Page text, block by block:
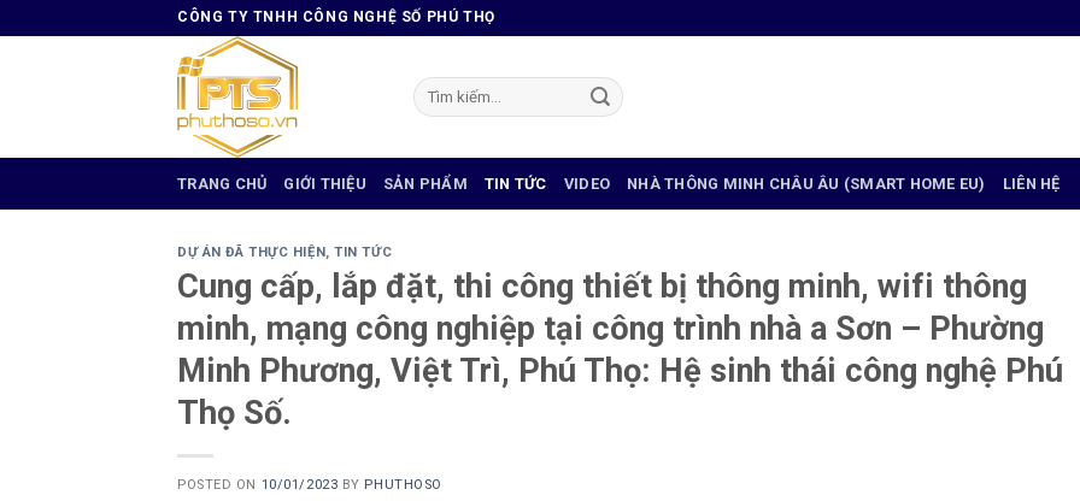
to
CÔNG TY TNHH CÔNG NGHỆ SỐ PHÚ THỌ
Tìm
kiếm:
TRANG CHỦ GIỚI THIỆU SẢN PHẨM TIN TỨC VIDEO NHÀ THÔNG MINH CHÂU ÂU (SMART HOME EU) LIÊN HỆ
DỰ ÁN ĐÃ THỰC HIỆN,TIN TỨC
Cung cấp, lắp đặt, thi công thiết bị thông minh, wifi thông
minh, mạng công nghiệp tại công trình nhà a Sơn – Phường
Minh Phương, Việt Trì, Phú Thọ: Hệ sinh thái công nghệ Phú
Thọ Số.
POSTED ON 10/01/2023 BY PHUTHOSO